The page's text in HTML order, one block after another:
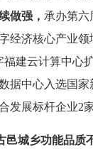
做强， 承办第六
经济核心产业领
福建云计算中心
据中心入选国
发展标杆企业2
邑城乡功能品质